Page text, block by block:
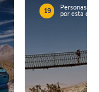
19
Personas
por esta